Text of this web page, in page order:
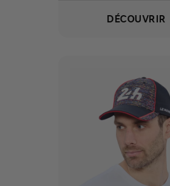
DÉCOUVRIR